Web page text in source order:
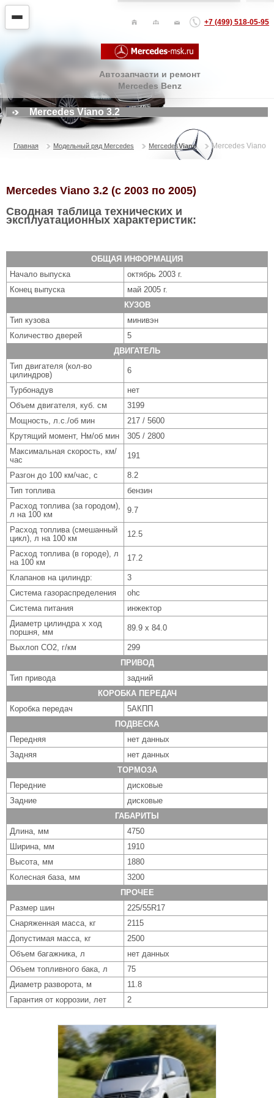
+7 (499) 518-05-95
Автозапчасти и ремонт
Mercedes Benz
Mercedes Viano 3.2
Главная Модельный ряд Mercedes MercedesViano Mercedes Viano
Mercedes Viano 3.2 (с 2003 по 2005)
Сводная таблица технических и
эксплуатационных характеристик:
ОБЩАЯ ИНФОРМАЦИЯ
Начало выпуска
октябрь 2003 г.
Конец выпуска
май 2005 г.
КУЗОВ
Тип кузова
минивэн
Количество дверей
5
ДВИГАТЕЛЬ
Тип двигателя (кол-во
цилиндров)
6
Турбонадув
нет
Объем двигателя, куб. см
3199
Мощность, л.с./об мин
217 / 5600
Крутящий момент, Нм/об мин
305 / 2800
Максимальная скорость, км/
час
191
Разгон до 100 км/час, с
8.2
Тип топлива
бензин
Расход топлива (за городом),
л на 100 км
9.7
Расход топлива (смешанный
цикл), л на 100 км
12.5
Расход топлива (в городе), л
на 100 км
17.2
Клапанов на цилиндр:
3
Система газораспределения
ohc
Система питания
инжектор
Диаметр цилиндра x ход
поршня, мм
89.9 x 84.0
Выхлоп CO2, г/км
299
ПРИВОД
Тип привода
задний
КОРОБКА ПЕРЕДАЧ
Коробка передач
5АКПП
ПОДВЕСКА
Передняя
нет данных
Задняя
нет данных
ТОРМОЗА
Передние
дисковые
Задние
дисковые
ГАБАРИТЫ
Длина, мм
4750
Ширина, мм
1910
Высота, мм
1880
Колесная база, мм
3200
ПРОЧЕЕ
Размер шин
225/55R17
Снаряженная масса, кг
2115
Допустимая масса, кг
2500
Объем багажника, л
нет данных
Объем топливного бака, л
75
Диаметр разворота, м
11.8
Гарантия от коррозии, лет
2